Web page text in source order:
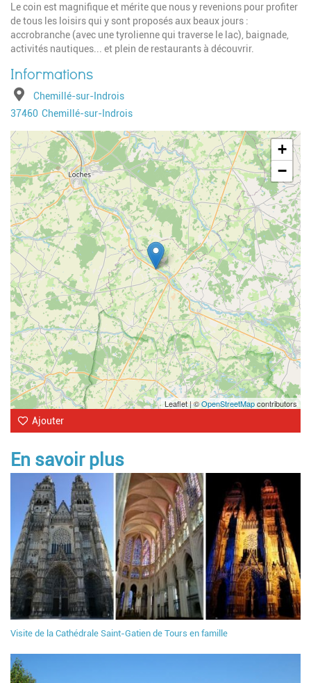
Le coin est magnifique et mérite que nous y revenions pour profiter
de tous les loisirs qui y sont proposés aux beaux jours :
accrobranche (avec une tyrolienne qui traverse le lac), baignade,
activités nautiques... et plein de restaurants à découvrir.
AdresseChemillé-sur-Indrois
Code postal
37460 Ville
Chemillé-sur-Indrois
Geolocalisation
+
−
Leaflet | ©OpenStreetMapcontributors
Ajouter
En savoir plus
Visite de la Cathédrale Saint-Gatien de Tours en famille